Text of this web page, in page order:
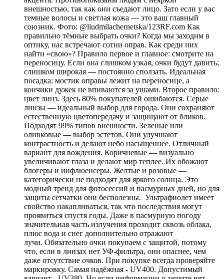
внешностью, так как они съедают лицо. Зато если у вас
темные волосы и светлая кожа — это ваш главный
союзник. Фото: @liudmilachernetska/123RF.com Как
правильно тёмные выбрать очки? Когда мы заходим в
оптику, нас встречают сотни оправ. Как среди них
найти «свою»? Правило первое и главное: смотрите на
переносицу. Если она слишком узкая, очки будут давить;
слишком широкая — постоянно сползать. Идеальная
посадка: мостик оправы лежит на переносице, а
кончики дужек не впиваются за ушами. Второе правило:
цвет линз. Здесь 80% покупателей ошибаются. Серые
линзы — идеальный выбор для города. Они сохраняют
естественную цветопередачу и защищают от бликов.
Подходят 99% типов внешности. Зеленые или
оливковые — выбор эстетов. Они улучшают
контрастность и делают небо насыщеннее. Отличный
вариант для вождения. Коричневые — визуально
увеличивают глаза и делают мир теплее. Их обожают
блогеры и инфлюенсеры. Желтые и розовые —
категорически не подходят для яркого солнца. Это
модный тренд для фотосессий и пасмурных дней, но для
защиты сетчатки они бесполезны. Ультрафиолет имеет
свойство накапливаться, так что последствия могут
проявиться спустя годы. Даже в пасмурную погоду
значительная часть излучения проходит сквозь облака,
плюс вода и снег дополнительно отражают
лучи. Обязательно очки покупаем с защитой, потому
что, если в линзах нет УФ-фильтра, они опаснее, чем
даже отсутствие очков. При покупке всегда проверяйте
маркировку. Самая надёжная - UV400. Допустимый